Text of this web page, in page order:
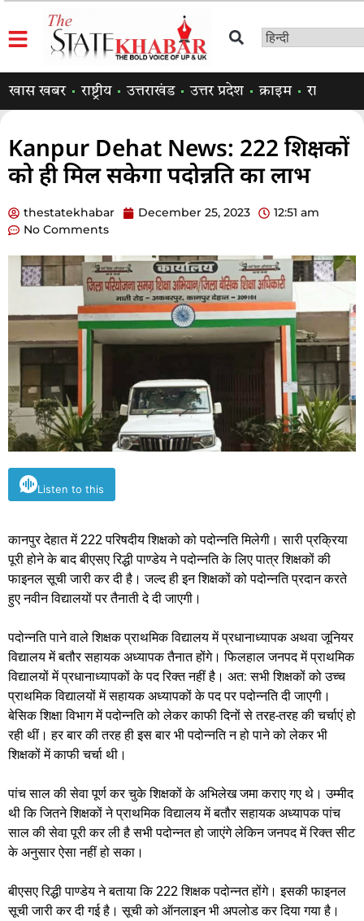
खास खबर राष्ट्रीय उत्तराखंड उत्तर प्रदेश क्राइम राजनीति
Kanpur Dehat News: 222 शिक्षकों
को ही मिल सकेगा पदोन्नति का लाभ
thestatekhabar December 25, 2023
12:51 am
No Comments
Listen to this
कानपुर देहात में 222 परिषदीय शिक्षको को पदोन्नति मिलेगी। सारी प्रक्रिया
पूरी होने के बाद बीएसए रिद्धी पाण्डेय ने पदोन्नति के लिए पात्र शिक्षकों की
फाइनल सूची जारी कर दी है। जल्द ही इन शिक्षकों को पदोन्नति प्रदान करते
हुए नवीन विद्यालयों पर तैनाती दे दी जाएगी।
पदोन्नति पाने वाले शिक्षक प्राथमिक विद्यालय में प्रधानाध्यापक अथवा जूनियर
विद्यालय में बतौर सहायक अध्यापक तैनात होंगे। फिलहाल जनपद में प्राथमिक
विद्यालयों में प्रधानाध्यापकों के पद रिक्त नहीं है। अत: सभी शिक्षकों को उच्च
प्राथमिक विद्यालयों में सहायक अध्यापकों के पद पर पदोन्नति दी जाएगी।
बेसिक शिक्षा विभाग में पदोन्नति को लेकर काफी दिनों से तरह-तरह की चर्चाएं हो
रही थीं। हर बार की तरह ही इस बार भी पदोन्नति न हो पाने को लेकर भी
शिक्षकों में काफी चर्चा थी।
पांच साल की सेवा पूर्ण कर चुके शिक्षकों के अभिलेख जमा कराए गए थे। उम्मीद
थी कि जितने शिक्षकों ने प्राथमिक विद्यालय में बतौर सहायक अध्यापक पांच
साल की सेवा पूरी कर ली है सभी पदोन्नत हो जाएंगे लेकिन जनपद में रिक्त सीट
के अनुसार ऐसा नहीं हो सका।
बीएसए रिद्धी पाण्डेय ने बताया कि 222 शिक्षक पदोन्नत होंगे। इसकी फाइनल
सूची जारी कर दी गई है। सूची को ऑनलाइन भी अपलोड कर दिया गया है।